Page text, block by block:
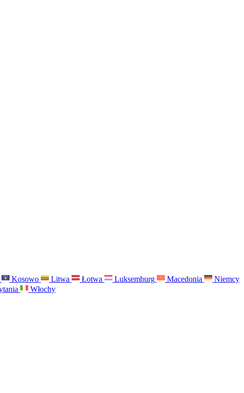
Kosowo Litwa Łotwa Luksemburg Macedonia
Niemcy
Włochy